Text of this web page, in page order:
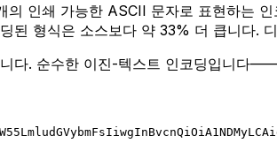
인쇄 가능한 ASCII 문자로 표현하는 인
된 형식은 소스보다 약 33% 더 큽니다
다. 순수한 이진-텍스트 인코딩입니다